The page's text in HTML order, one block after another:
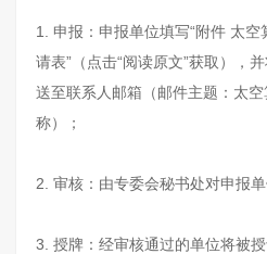
1. 申报：申报单位填写“附件 太
请表”（点击“阅读原文”获取），
送至联系人邮箱（邮件主题：太
称）；
2. 审核：由专委会秘书处对申报
3. 授牌：经审核通过的单位将被授